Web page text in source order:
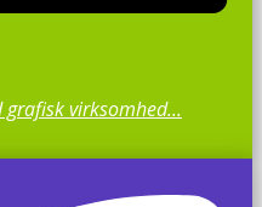
grafisk virksomhed...